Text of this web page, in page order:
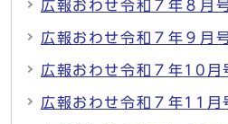
広報おわせ令和７年８月
広報おわせ令和７年９月
広報おわせ令和７年10月
広報おわせ令和７年11月